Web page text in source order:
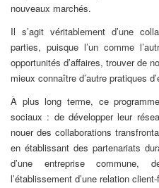
nouveaux marchés.
Il s’agit véritablement d’une
parties, puisque l’un comme
opportunités d’affaires, trouver de
mieux connaître d’autre pratiques
À plus long terme, ce
sociaux : de développer leur
nouer des collaborations
en établissant des partenariats
d’une entreprise commune,
l’établissement d’une relation